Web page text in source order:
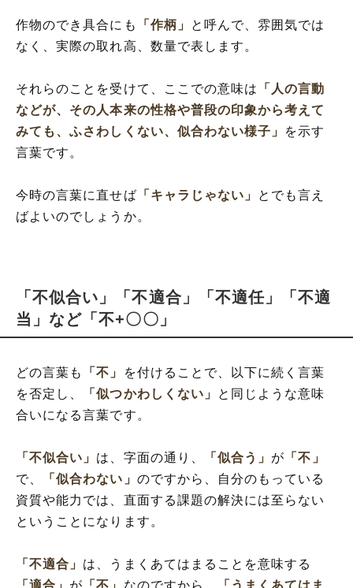
作物のでき具合にも 「作柄」
と呼んで、雰囲気では
なく、実際の取れ高、数量で表します。
それらのことを受けて、ここでの意味は
「人の言動
などが、その人本来の性格や普段の印象から考えて
みても、ふさわしくない、似合わない様子」 を示す
言葉です。
今時の言葉に直せば 「キャラじゃない」
とでも言え
ばよいのでしょうか。
「不似合い」「不適合」「不適任」「不適
当」など「不+〇〇」
どの言葉も 「不」
を付けることで、以下に続く言葉
を否定し、
「似つかわしくない」
と同じような意味
合いになる言葉です。
「不似合い」 は、字面の通り、 「似合う」 が 「不」
で、
「似合わない」 のですから、自分のもっている
資質や能力では、直面する課題の解決には至らない
ということになります。
「不適合」 は、うまくあてはまることを意味する
「適合」 が 「不」 なのですから、
「うまくあてはま